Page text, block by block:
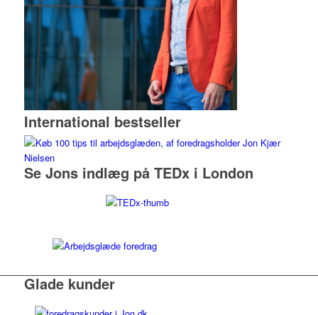
International bestseller
Se Jons indlæg på TEDx i London
Glade kunder